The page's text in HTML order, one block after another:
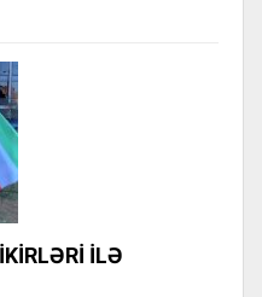
İLƏ